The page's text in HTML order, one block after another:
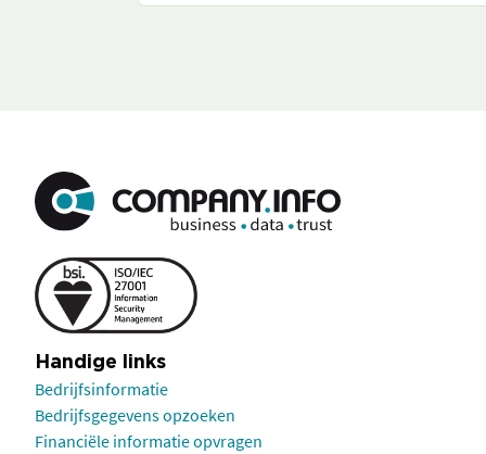
Handige links
Bedrijfsinformatie
Bedrijfsgegevens opzoeken
Financiële informatie opvragen